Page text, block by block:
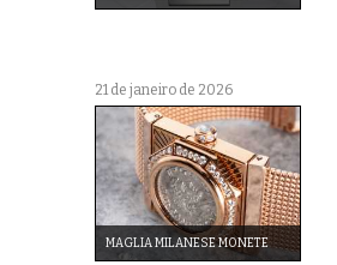
21 de janeiro de 2026
MAGLIA MILANESE MONETE